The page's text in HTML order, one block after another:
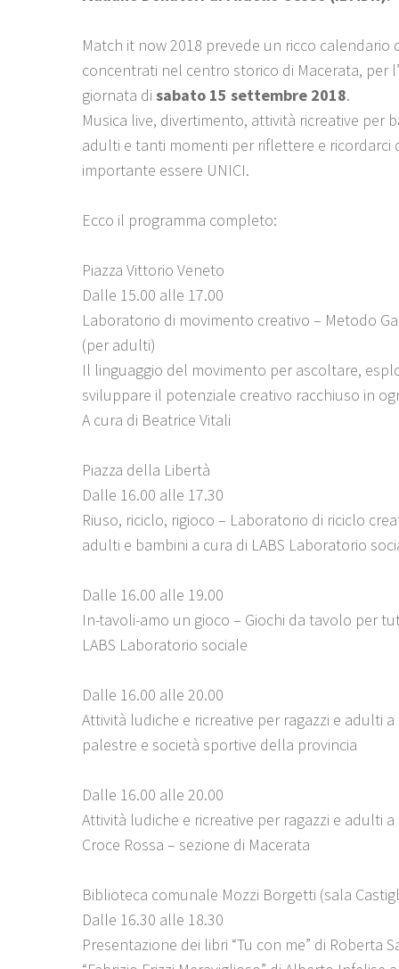
Match it now 2018 prevede un ricco calendario
concentrati nel centro storico di Macerata, per
giornata di sabato 15 settembre 2018.
Musica live, divertimento, attività ricreative per
adulti e tanti momenti per riflettere e ricordarci
importante essere UNICI.
Ecco il programma completo:
Piazza Vittorio Veneto
Dalle 15.00 alle 17.00
Laboratorio di movimento creativo – Metodo
(per adulti)
Il linguaggio del movimento per ascoltare,
sviluppare il potenziale creativo racchiuso in
A cura di Beatrice Vitali
Piazza della Libertà
Dalle 16.00 alle 17.30
Riuso, riciclo, rigioco – Laboratorio di riciclo
adulti e bambini a cura di LABS Laboratorio
Dalle 16.00 alle 19.00
In-tavoli-amo un gioco – Giochi da tavolo per
LABS Laboratorio sociale
Dalle 16.00 alle 20.00
Attività ludiche e ricreative per ragazzi e adulti
palestre e società sportive della provincia
Dalle 16.00 alle 20.00
Attività ludiche e ricreative per ragazzi e adulti
Croce Rossa – sezione di Macerata
Biblioteca comunale Mozzi Borgetti (sala
Dalle 16.30 alle 18.30
Presentazione dei libri “Tu con me” di Roberta